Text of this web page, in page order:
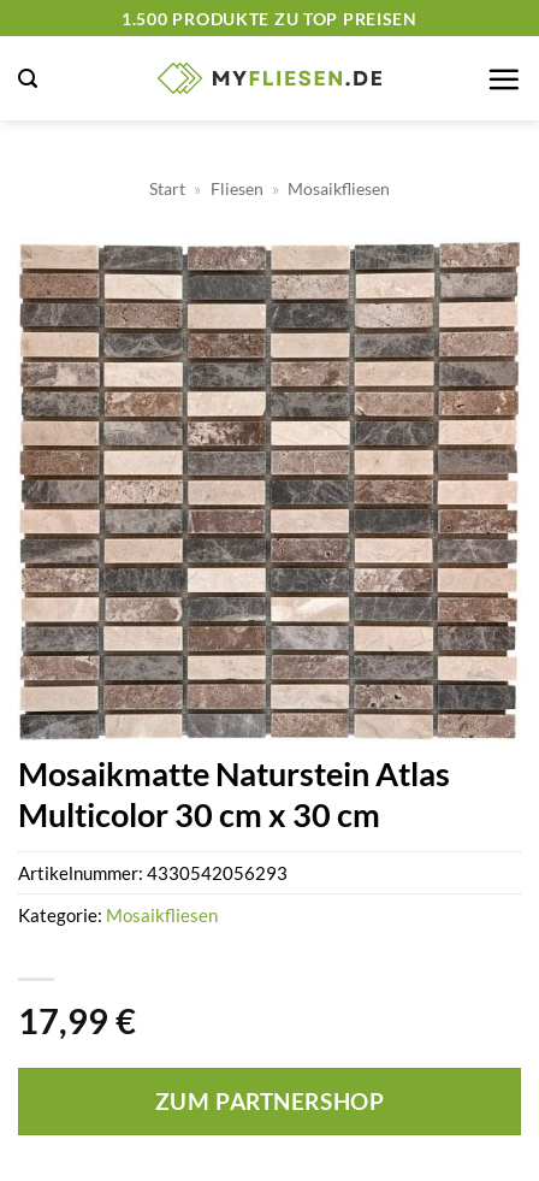
springen
1.500 PRODUKTE ZU TOP PREISEN
Start » Fliesen » Mosaikfliesen
Mosaikmatte Naturstein Atlas
Multicolor 30 cm x 30 cm
17,99 €
ZUM PARTNERSHOP
Artikelnummer: 4330542056293
Kategorie: Mosaikfliesen